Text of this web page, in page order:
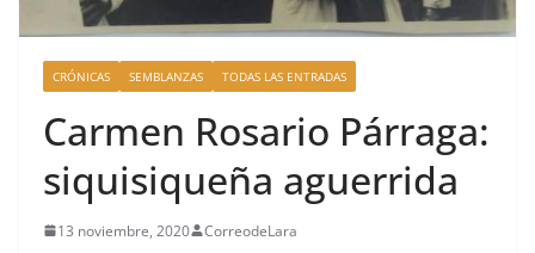
CRÓNICAS SEMBLANZAS TODAS LAS ENTRADAS
Carmen Rosario Párraga:
siquisiqueña aguerrida
13 noviembre, 2020 CorreodeLara